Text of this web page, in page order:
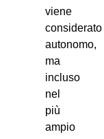
viene
considerato
autonomo,
ma
incluso
nel
più
ampio